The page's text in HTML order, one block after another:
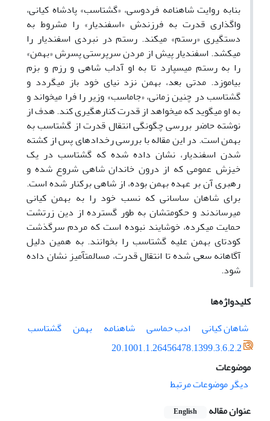
بنابه روایت شاهنامه فردوسی، «گشتاسب» پادشاه کیانی،
واگذاری قدرت به فرزندش «اسفندیار» را مشروط به
دستگیری «رستم» می‏کند. رستم در نبردی اسفندیار را
می‏کشد. اسفندیار پیش از مردن سرپرستی پسرش «بهمن»
را به رستم می‏سپارد تا به او آداب شاهی و رزم و بزم
بیاموزد. مدتی بعد، بهمن نزد نیای خود باز می‏گردد و
گشتاسب در چنین زمانی، «جاماسب» وزیر را فرا می‏خواند و
به او می‏گوید که می‏خواهد از قدرت کناره‏گیری کند. هدف از
نوشته حاضر بررسی چگونگی انتقال قدرت از گشتاسب به
بهمن است. در این مقاله با بررسی رخدادهای پس از کشته
شدن اسفندیار، نشان داده شده که گشتاسب در یک
خیزش عمومی که از درون خاندان شاهی شروع ‏شده و
رهبری آن بر عهده بهمن بوده، از شاهی برکنار شده‏ است.
برای شاهان ساسانی که نسب خود را به بهمن کیانی
می‏رساندند و حکومتشان به طور گسترده از دین زرتشت
حمایت می‏کرده، خوشایند نبوده است که مردم سرگذشت
کودتای بهمن علیه گشتاسب را بخوانند. به همین دلیل
آگاهانه‏ سعی شده‏ تا انتقال قدرت، مسالمت‏آمیز نشان داده
شود.
کلیدواژه‌ها
شاهان کیانی
ادب حماسی شاهنامه بهمن
گشتاسب
20.1001.1.26456478.1399.3.6.2.2
موضوعات
دیگر موضوعات مرتبط
عنوان مقاله
English